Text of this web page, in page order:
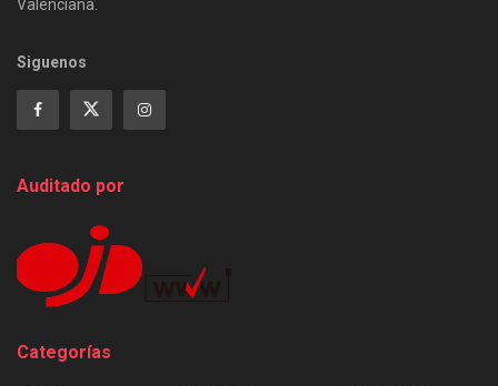
Valenciana.
Siguenos
Auditado por
Categorías